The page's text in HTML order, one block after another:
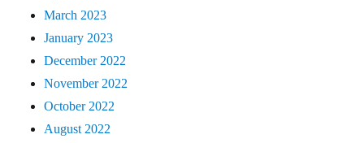
March 2023
January 2023
December 2022
November 2022
October 2022
August 2022